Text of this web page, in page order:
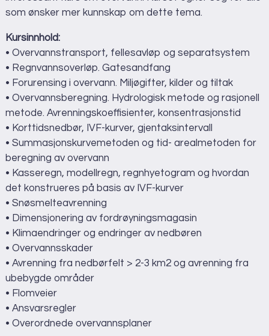
som ønsker mer kunnskap om dette tema.
Kursinnhold:
• Overvannstransport, fellesavløp og separatsystem
• Regnvannsoverløp. Gatesandfang
• Forurensing i overvann. Miljøgifter, kilder og tiltak
• Overvannsberegning. Hydrologisk metode og rasjonell
metode. Avrenningskoeffisienter, konsentrasjonstid
• Korttidsnedbør, IVF-kurver, gjentaksintervall
• Summasjonskurvemetoden og tid- arealmetoden for
beregning av overvann
• Kasseregn, modellregn, regnhyetogram og hvordan
det konstrueres på basis av IVF-kurver
• Snøsmelteavrenning
• Dimensjonering av fordrøyningsmagasin
• Klimaendringer og endringer av nedbøren
• Overvannsskader
• Avrenning fra nedbørfelt > 2-3 km2 og avrenning fra
ubebygde områder
• Flomveier
• Ansvarsregler
• Overordnede overvannsplaner